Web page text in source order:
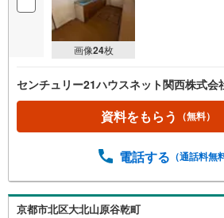
画像24枚
センチュリー21ハウスネット関西株式
資料をもらう （無料）
電話する （通話料無
京都市北区大北山原谷乾町